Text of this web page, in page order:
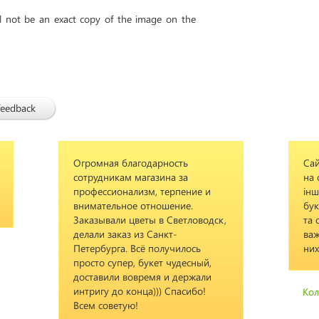
not be an exact copy of the image on the
Огромная благодарность
сотрудникам магазина за
профессионализм, терпение и
внимательное отношение.
Заказывали цветы в Светловодск,
делали заказ из Санкт-
Петербурга. Всё получилось
просто супер, букет чудесный,
доставили вовремя и держали
интригу до конца))) Спасибо!
Всем советую!
на
та